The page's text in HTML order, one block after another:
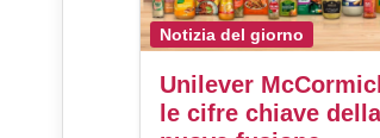
Notizia del giorno
Unilever
le cifre chiave della